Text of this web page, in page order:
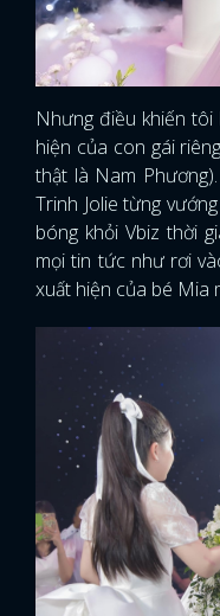
Nhưng điều khiến
hiện của con gái
thật là Nam
Trinh Jolie từng
bóng khỏi Vbiz thời
mọi tin tức như rơi
xuất hiện của bé Mia